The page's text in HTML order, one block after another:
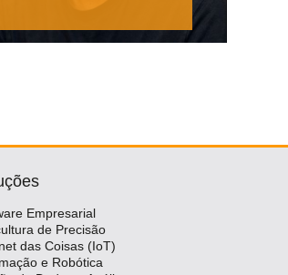
Empresarial
de Precisão
das Coisas (IoT)
e Robótica